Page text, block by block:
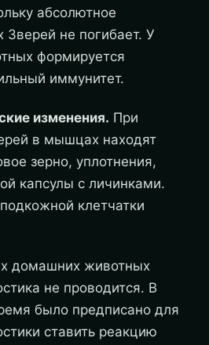
абсолютное
не погибает. У
формируется
иммунитет.
изменения. При
в мышцах находят
зерно, уплотнения,
капсулы с личинками.
клетчатки
домашних животных
не проводится. В
было предписано для
ставить реакцию